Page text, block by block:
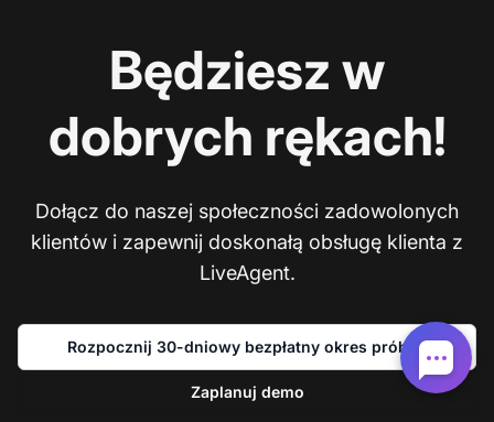
Będziesz w
dobrych rękach!
Dołącz do naszej społeczności zadowolonych
klientów i zapewnij doskonałą obsługę klienta z
LiveAgent.
Rozpocznij 30-dniowy bezpłatny okres próbny
Zaplanuj demo